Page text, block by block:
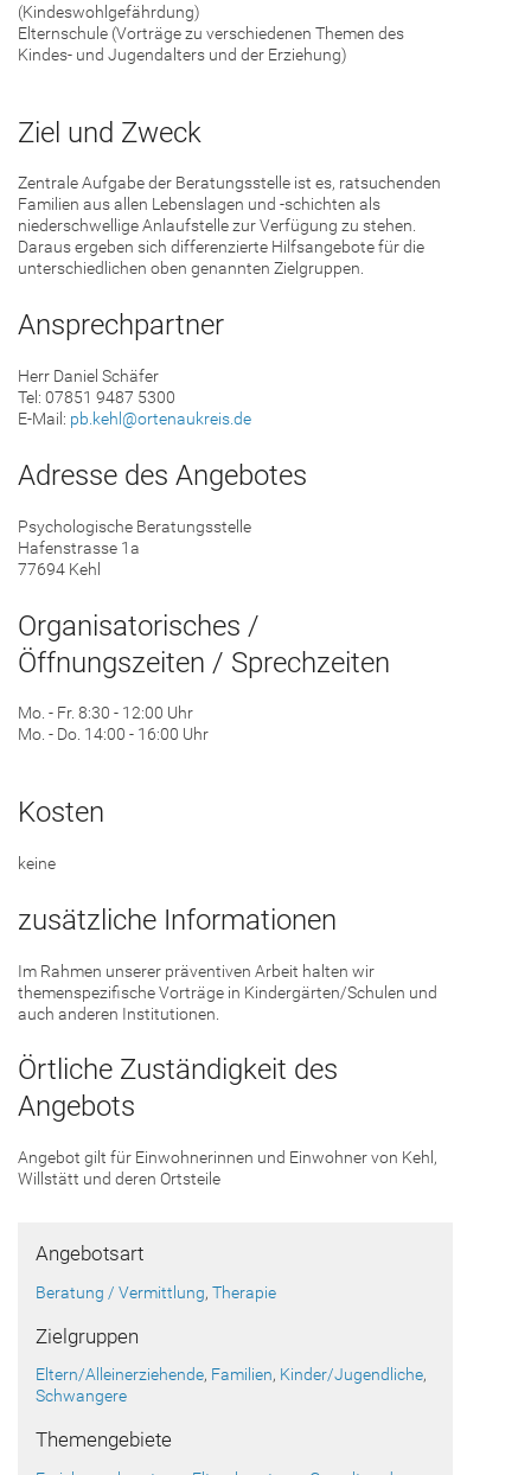
(Kindeswohlgefährdung)
Elternschule (Vorträge zu verschiedenen Themen des
Kindes- und Jugendalters und der Erziehung)
Ziel und Zweck
Zentrale Aufgabe der Beratungsstelle ist es, ratsuchenden
Familien aus allen Lebenslagen und -schichten als
niederschwellige Anlaufstelle zur Verfügung zu stehen.
Daraus ergeben sich differenzierte Hilfsangebote für die
unterschiedlichen oben genannten Zielgruppen.
Ansprechpartner
Herr Daniel Schäfer
Tel: 07851 9487 5300
E-Mail: pb.kehl@ortenaukreis.de
Adresse des Angebotes
Psychologische Beratungsstelle
Hafenstrasse 1a
77694 Kehl
Organisatorisches /
Öffnungszeiten / Sprechzeiten
Mo. - Fr. 8:30 - 12:00 Uhr
Mo. - Do. 14:00 - 16:00 Uhr
Kosten
keine
zusätzliche Informationen
Im Rahmen unserer präventiven Arbeit halten wir
themenspezifische Vorträge in Kindergärten/Schulen und
auch anderen Institutionen.
Örtliche Zuständigkeit des
Angebots
Angebot gilt für Einwohnerinnen und Einwohner von Kehl,
Willstätt und deren Ortsteile
Angebotsart
Beratung / Vermittlung, Therapie
Zielgruppen
Eltern/Alleinerziehende, Familien, Kinder/Jugendliche,
Schwangere
Themengebiete